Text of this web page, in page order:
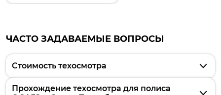
ЧАСТО ЗАДАВАЕМЫЕ ВОПРОСЫ
Стоимость техосмотра
Стоимость фиксирована, определяется
Прохождение техосмотра для полиса